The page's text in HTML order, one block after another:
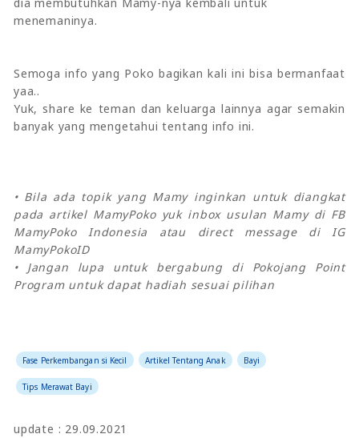
menemaninya.
Semoga info yang Poko bagikan kali ini bisa bermanfaat
yaa..
Yuk, share ke teman dan keluarga lainnya agar semakin
banyak yang mengetahui tentang info ini.
• Bila ada topik yang Mamy inginkan untuk diangkat
pada artikel MamyPoko yuk inbox usulan Mamy di FB
MamyPoko Indonesia atau direct message di IG
MamyPokoID
• Jangan lupa untuk bergabung di Pokojang Point
Program untuk dapat hadiah sesuai pilihan
Fase Perkembangan si Kecil Artikel Tentang Anak Bayi
Tips Merawat Bayi
update : 29.09.2021